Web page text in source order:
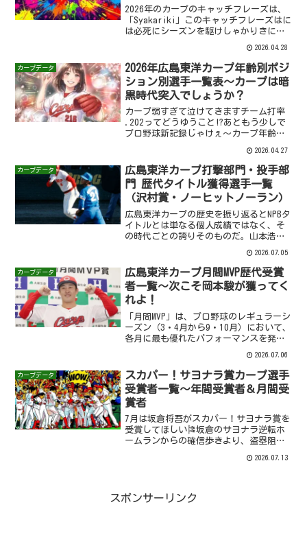
一覧
2026年のカープのキャッチフレーズは、
「Syakariki」このキャッチフレーズはに
は必死にシーズンを駆けしゃかりきに“1
く「がむしゃら」に試合に挑み「遮二無
二」勝利を目指し、「しゃかりき」に突
き進むと...
2026.04.28
カープデータ
2026年広島東洋カープ年齢別ポジ
ション別選手一覧表～カープは暗
黒時代突入でしょうか？
カープ弱すぎて泣けてきますチーム打率
.202ってどうゆうこと!?あともう少しで
プロ野球新記録じゃけぇ～カープ年齢別
右投手左投手 199035大瀬良大地 199134
中崎翔太 199233 199332床...
2026.04.27
カープデータ
広島東洋カープ打撃部門・投手部
門 歴代タイトル獲得選手一覧
（沢村賞・ノーヒットノーラン）
広島東洋カープの歴史を振り返るとNPBタ
イトルとは単なる個人成績ではなく、そ
の時代ごとの誇りそのものだ。山本浩
大野豊らが築いた「赤ヘル野球」の系譜
は前田健太・鈴木誠也・大瀬良大地へと
受け継がれ令和のいまは...
2026.07.05
カープデータ
広島東洋カープ月間MVP歴代受賞
者一覧～次こそ岡本駿が獲ってく
れよ！
「月間MVP」は、プロ野球のレギュラーシ
ーズン（3・4月から9・10月）において、
各月に最も優れたパフォーマンスを発揮
セ・リーグとパ・リーグのそれぞれで、
投手部門と野手部門から原則として1名ず
つ、合計4名...
2026.07.06
カープデータ
スカパー！サヨナラ賞カープ選手
受賞者一覧～年間受賞者＆月間受
賞者
7月は坂倉将吾がスカパー！サヨナラ賞を
受賞してほしい🎏坂倉のサヨナラ逆転ホ
ームランからの確信歩きより、盗塁阻止
ちるキャッチャー古賀の姿が七夕に巡り
2026.07.13
スポンサーリンク